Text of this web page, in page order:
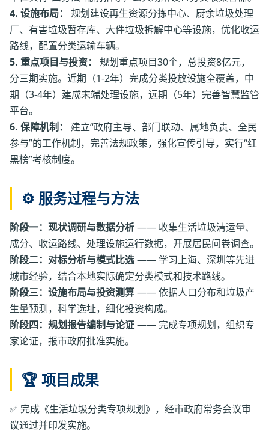
4. 设施布局：
规划建设再生资源分拣中心、厨余垃圾处理
厂、有害垃圾暂存库、大件垃圾拆解中心等设施，优化收运
路线，配置分类运输车辆。
5. 重点项目与投资：
规划重点项目30个，总投资8亿元，
分三期实施。近期（1-2年）完成分类投放设施全覆盖，中
期（3-4年）建成末端处理设施，远期（5年）完善智慧监管
平台。
6. 保障机制：
建立“政府主导、部门联动、属地负责、全民
参与”的工作机制，完善法规政策，强化宣传引导，实行“红
黑榜”考核制度。
⚙️ 服务过程与方法
阶段一：现状调研与数据分析—— 收集生活垃圾清运量、
成分、收运路线、处理设施运行数据，开展居民问卷调查。
阶段二：对标分析与模式比选—— 学习上海、深圳等先进
城市经验，结合本地实际确定分类模式和技术路线。
阶段三：设施布局与投资测算—— 依据人口分布和垃圾产
生量预测，科学选址，细化投资构成。
阶段四：规划报告编制与论证—— 完成专项规划，组织专
家论证，报市政府批准实施。
🏆 项目成果
✅ 完成《生活垃圾分类专项规划》，经市政府常务会议审
议通过并印发实施。